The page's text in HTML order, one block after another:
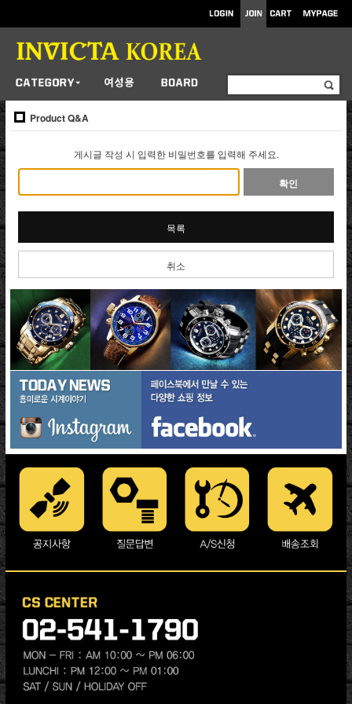
Product Q&A
게시글 작성 시 입력한 비밀번호를 입력해 주세요.
확인
목록
취소